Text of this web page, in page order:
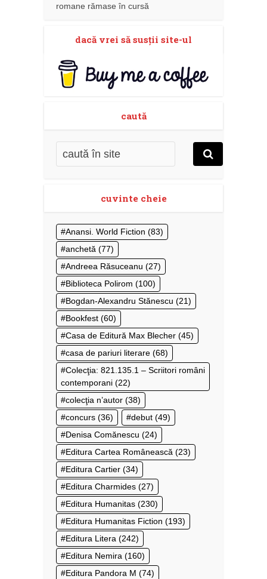
romane rămase în cursă
dacă vrei să susţii site-ul
caută
cuvinte cheie
Anansi. World Fiction (83)
anchetă (77)
Andreea Răsuceanu (27)
Biblioteca Polirom (100)
Bogdan-Alexandru Stănescu (21)
Bookfest (60)
Casa de Editură Max Blecher (45)
casa de pariuri literare (68)
Colecţia: 821.135.1 – Scriitori români
contemporani (22)
colecţia n’autor (38)
concurs (36) debut (49)
Denisa Comănescu (24)
Editura Cartea Românească (23)
Editura Cartier (34)
Editura Charmides (27)
Editura Humanitas (230)
Editura Humanitas Fiction (193)
Editura Litera (242)
Editura Nemira (160)
Editura Pandora M (74)